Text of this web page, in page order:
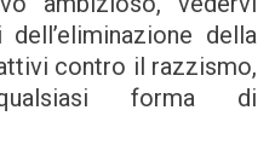
della
contro il razzismo,
forma di